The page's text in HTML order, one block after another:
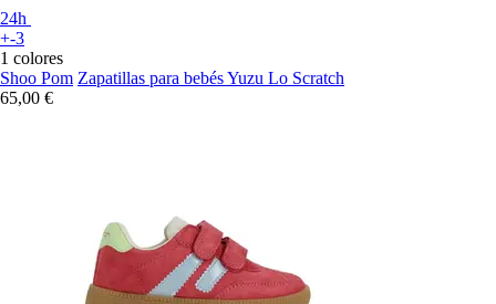
24h
+-3
1 colores
Shoo Pom Zapatillas para bebés Yuzu Lo Scratch
65,00 €